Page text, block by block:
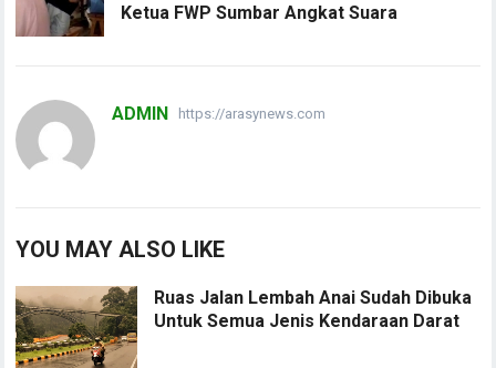
Ketua FWP Sumbar Angkat Suara
ADMIN https://arasynews.com
YOU MAY ALSO LIKE
Ruas Jalan Lembah Anai Sudah Dibuka
Untuk Semua Jenis Kendaraan Darat